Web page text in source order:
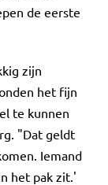
de eerste
zijn
het fijn
te kunnen
"Dat geldt
Iemand
het pak zit.'